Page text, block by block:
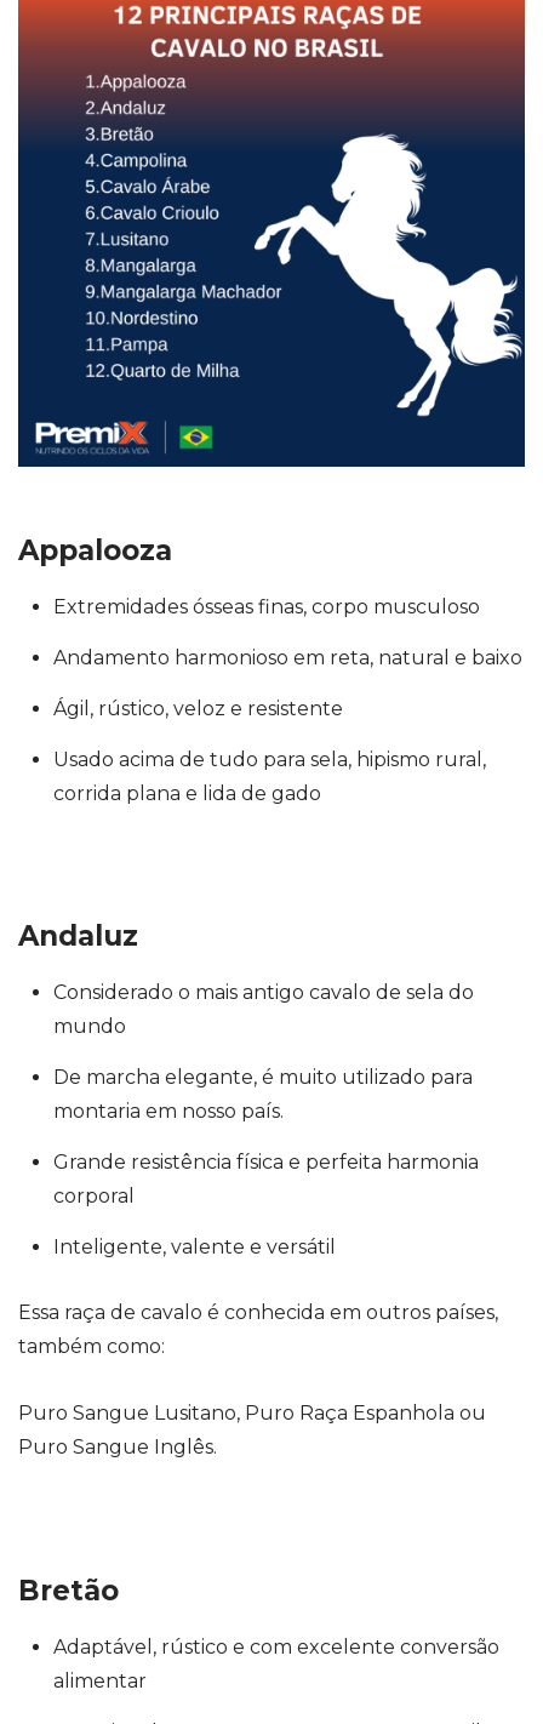
Appalooza
Extremidades ósseas finas, corpo musculoso
Andamento harmonioso em reta, natural e baixo
Ágil, rústico, veloz e resistente
Usado acima de tudo para sela, hipismo rural,
corrida plana e lida de gado
Andaluz
Considerado o mais antigo cavalo de sela do
mundo
De marcha elegante, é muito utilizado para
montaria em nosso país.
Grande resistência física e perfeita harmonia
corporal
Inteligente, valente e versátil
Essa raça de cavalo é conhecida em outros países,
também como:
Puro Sangue Lusitano, Puro Raça Espanhola ou
Puro Sangue Inglês.
Bretão
Adaptável, rústico e com excelente conversão
alimentar